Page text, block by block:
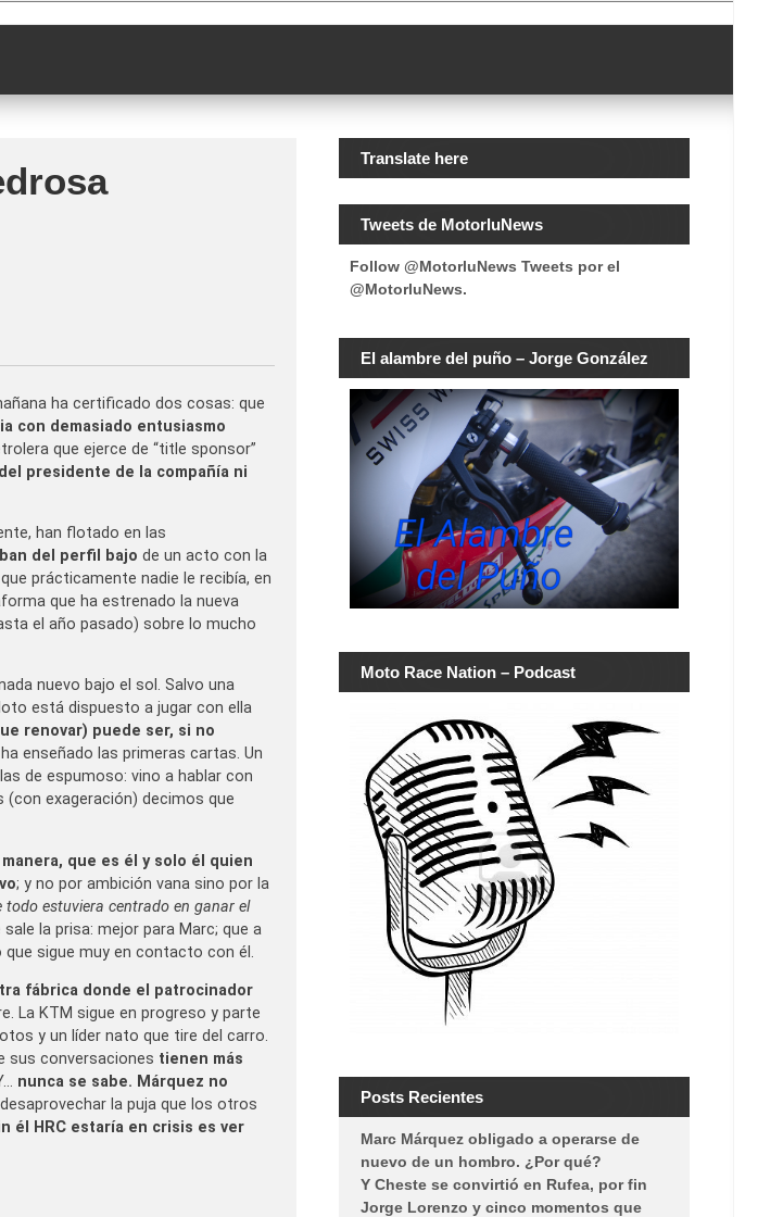
ha certificado dos cosas: que
con demasiado entusiasmo
que ejerce de “title sponsor”
presidente de la compañía ni
han flotado en las
del perfil bajo de un acto con la
prácticamente nadie le recibía, en
que ha estrenado la nueva
el año pasado) sobre lo mucho
nuevo bajo el sol. Salvo una
está dispuesto a jugar con ella
renovar) puede ser, si no
enseñado las primeras cartas. Un
de espumoso: vino a hablar con
(con exageración) decimos que
que es él y solo él quien
; y no por ambición vana sino por la
todo estuviera centrado en ganar el
la prisa: mejor para Marc; que a
que sigue muy en contacto con él.
fábrica donde el patrocinador
La KTM sigue en progreso y parte
y un líder nato que tire del carro.
sus conversaciones tienen más
nunca se sabe. Márquez no
la puja que los otros
él HRC estaría en crisis es ver
Translate here
Tweets de MotorluNews
Follow @MotorluNews Tweets por el
@MotorluNews.
El alambre del puño – Jorge González
Moto Race Nation – Podcast
Posts Recientes
Marc Márquez obligado a operarse de
nuevo de un hombro. ¿Por qué?
Y Cheste se convirtió en Rufea, por fin
Jorge Lorenzo y cinco momentos que